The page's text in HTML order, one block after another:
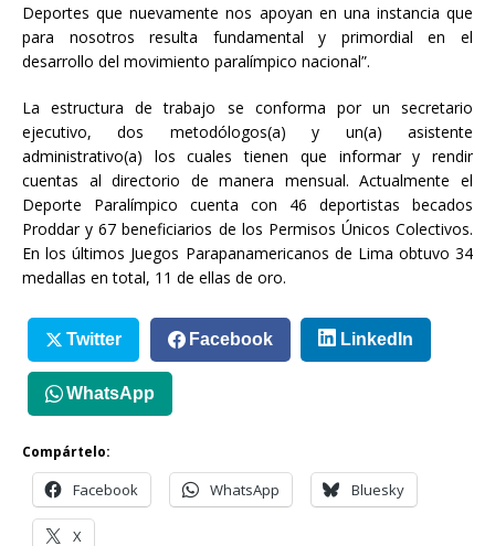
Deportes que nuevamente nos apoyan en una instancia que
para nosotros resulta fundamental y primordial en el
desarrollo del movimiento paralímpico nacional”.
La estructura de trabajo se conforma por un secretario
ejecutivo, dos metodólogos(a) y un(a) asistente
administrativo(a) los cuales tienen que informar y rendir
cuentas al directorio de manera mensual. Actualmente el
Deporte Paralímpico cuenta con 46 deportistas becados
Proddar y 67 beneficiarios de los Permisos Únicos Colectivos.
En los últimos Juegos Parapanamericanos de Lima obtuvo 34
medallas en total, 11 de ellas de oro.
Twitter Facebook LinkedIn
WhatsApp
Compártelo:
Facebook WhatsApp Bluesky
X